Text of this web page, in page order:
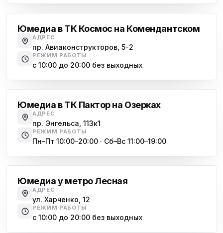
Юмедиа в ТК Космос на Комендантском
АДРЕС
пр. Авиаконструкторов, 5-2
РЕЖИМ РАБОТЫ
с 10:00 до 20:00 без выходных
Юмедиа в ТК Пактор на Озерках
АДРЕС
пр. Энгельса, 113к1
РЕЖИМ РАБОТЫ
Пн–Пт 10:00–20:00 · Сб–Вс 11:00–19:00
Юмедиа у метро Лесная
АДРЕС
ул. Харченко, 12
РЕЖИМ РАБОТЫ
с 10:00 до 20:00 без выходных